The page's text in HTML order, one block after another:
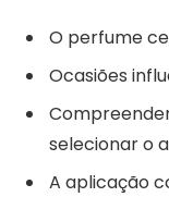
O perfume
Ocasiões
selecionar o
A aplicação